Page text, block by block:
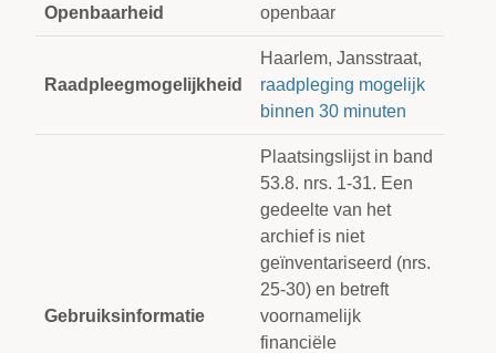
Openbaarheid openbaar
Raadpleegmogelijkheid
Haarlem, Jansstraat,
raadpleging mogelijk
binnen 30 minuten
Gebruiksinformatie
Plaatsingslijst in band
53.8. nrs. 1-31. Een
gedeelte van het
archief is niet
geïnventariseerd (nrs.
25-30) en betreft
voornamelijk
financiële